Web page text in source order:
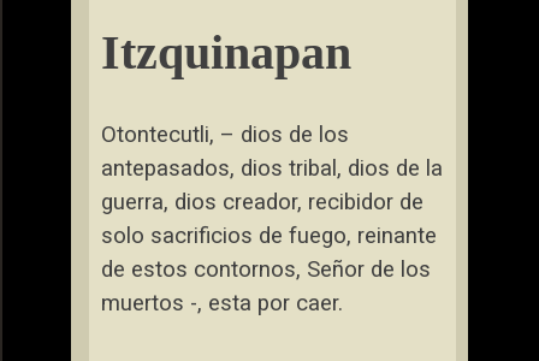
Itzquinapan
Otontecutli, – dios de los
antepasados, dios tribal, dios de la
guerra, dios creador, recibidor de
solo sacrificios de fuego, reinante
de estos contornos, Señor de los
muertos -, esta por caer.